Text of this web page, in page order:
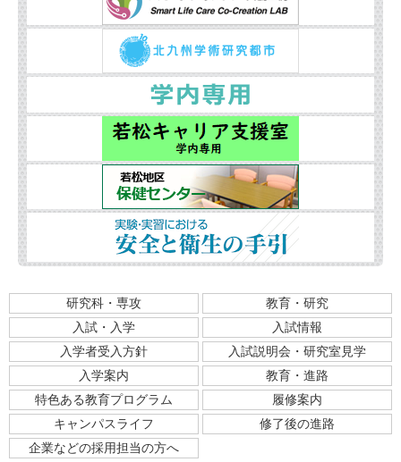
研究科・専攻
教育・研究
入試・入学
入試情報
入学者受入方針
入試説明会・研究室見学
入学案内
教育・進路
特色ある教育プログラム
履修案内
キャンパスライフ
修了後の進路
企業などの採用担当の方へ